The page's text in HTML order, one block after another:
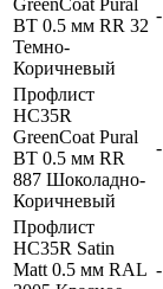
BT 0.5 мм RR 32
Темно-
Коричневый
-
Профлист
HC35R
GreenCoat Pural
BT 0.5 мм RR
887 Шоколадно-
Коричневый
-
Профлист
HC35R Satin
Matt 0.5 мм RAL -